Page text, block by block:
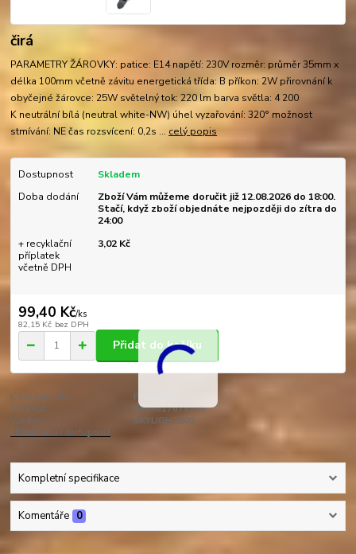
čirá
PARAMETRY ŽÁROVKY: patice: E14 napětí: 230V rozměr: průměr 35mm x
délka 100mm včetně závitu energetická třída: B příkon: 2W přirovnání k
obyčejné žárovce: 25W světelný tok: 220 lm barva světla: 4 200
K neutrální bílá (neutral white-NW) úhel vyzařování: 320° možnost
stmívání: NE čas rozsvícení: 0,2s ... celý popis
Dostupnost
Skladem
Doba dodání
Zboží Vám můžeme doručit již 12.08.2026 do 18:00.
Stačí, když zboží objednáte nejpozději do zítra do
24:00
+ recyklační
příplatek
včetně DPH
3,02 Kč
99,40 Kč/ks
82,15 Kč bez DPH
Přidat do košíku
Číslo produktu:
FH1402D
EAN kód:
8059617679105
Výrobce:
SKYLIGHTING
Hlídat cenu / dostupnost
Kompletní specifikace
Komentáře 0